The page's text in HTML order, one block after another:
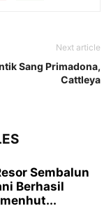
Next article
Sang Primadona,
Cattleya
Sembalun
Berhasil